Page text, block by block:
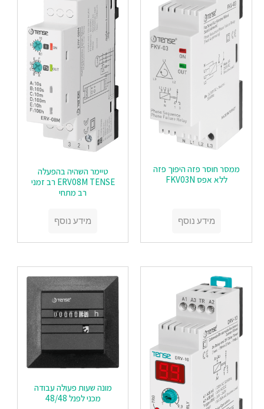
ממסר חוסר פזה היפוך פזה
ללא אפס FKV03N
מידע נוסף
טיימר השהיה בהפעלה
ERV08M TENSE רב זמני
רב מתחי
מידע נוסף
מונה שעות פעולה עבודה
מכני לפנל 48/48